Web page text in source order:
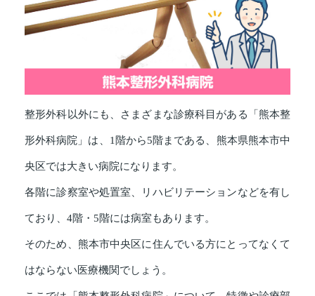
整形外科以外にも、さまざまな診療科目がある「熊本整
形外科病院」は、1階から5階まである、熊本県熊本市中
央区では大きい病院になります。
各階に診察室や処置室、リハビリテーションなどを有し
ており、4階・5階には病室もあります。
そのため、熊本市中央区に住んでいる方にとってなくて
はならない医療機関でしょう。